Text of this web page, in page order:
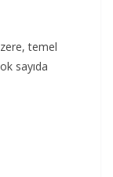
temel
sayıda